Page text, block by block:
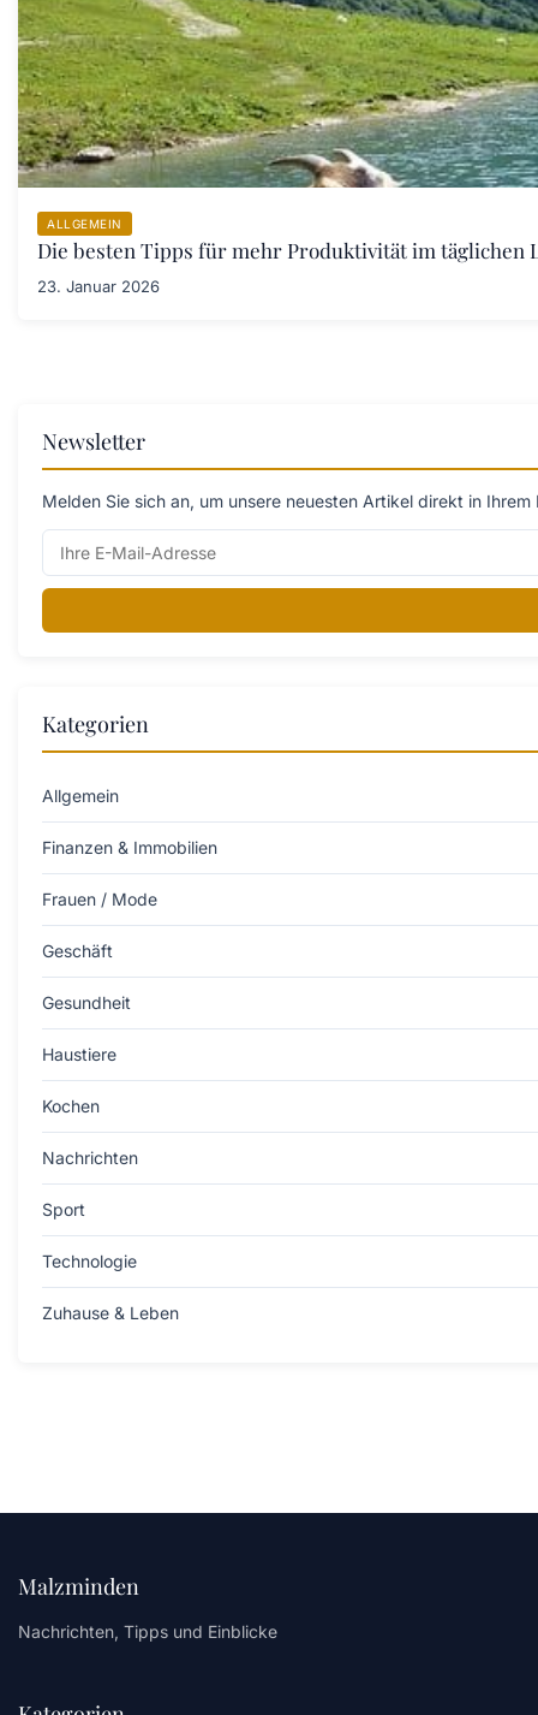
ALLGEMEIN
Die besten Tipps für mehr Produktivität im täglichen
23. Januar 2026
Newsletter
Melden Sie sich an, um unsere neuesten Artikel direkt in
Kategorien
Allgemein
Finanzen & Immobilien
Frauen / Mode
Geschäft
Gesundheit
Haustiere
Kochen
Nachrichten
Sport
Technologie
Zuhause & Leben
Malzminden
Nachrichten, Tipps und Einblicke